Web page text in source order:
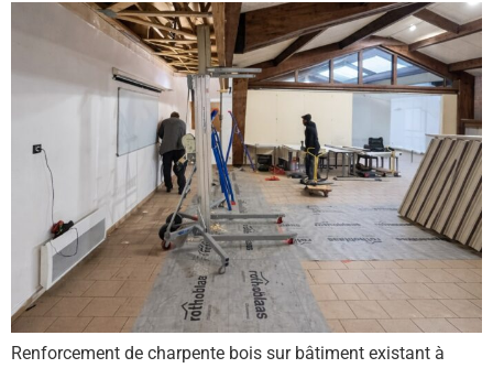
Renforcement de charpente bois sur bâtiment existant à